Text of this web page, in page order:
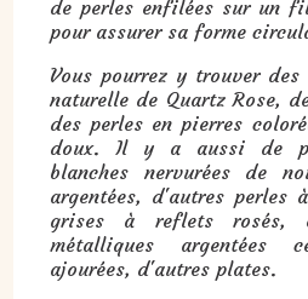
de perles enfilées sur un
pour assurer sa forme
Vous pourrez y trouver
naturelle de Quartz Rose,
des perles en pierres
doux. Il y a aussi de
blanches nervurées de
argentées, d'autres perles
grises à reflets rosés,
métalliques argentées
ajourées, d'autres plates.